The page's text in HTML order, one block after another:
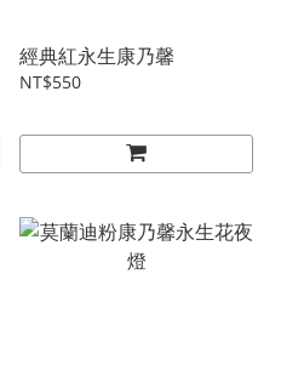
經典紅永生康乃馨
NT$550